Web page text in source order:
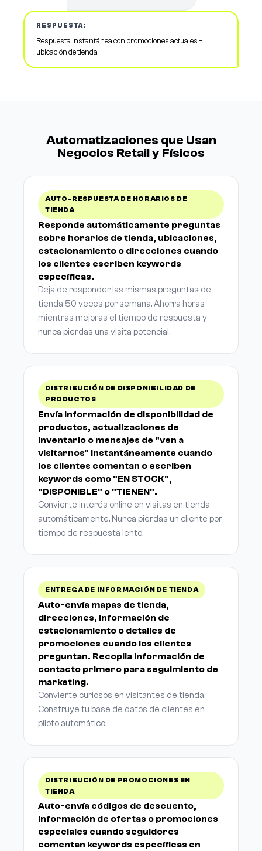
RESPUESTA:
Respuesta instantánea con promociones actuales +
ubicación de tienda.
Automatizaciones que Usan
Negocios Retail y Físicos
AUTO-RESPUESTA DE HORARIOS DE
TIENDA
Responde automáticamente preguntas
sobre horarios de tienda, ubicaciones,
estacionamiento o direcciones cuando
los clientes escriben keywords
específicas.
Deja de responder las mismas preguntas de
tienda 50 veces por semana. Ahorra horas
mientras mejoras el tiempo de respuesta y
nunca pierdas una visita potencial.
DISTRIBUCIÓN DE DISPONIBILIDAD DE
PRODUCTOS
Envía información de disponibilidad de
productos, actualizaciones de
inventario o mensajes de "ven a
visitarnos" instantáneamente cuando
los clientes comentan o escriben
keywords como "EN STOCK",
"DISPONIBLE" o "TIENEN".
Convierte interés online en visitas en tienda
automáticamente. Nunca pierdas un cliente por
tiempo de respuesta lento.
ENTREGA DE INFORMACIÓN DE TIENDA
Auto-envía mapas de tienda,
direcciones, información de
estacionamiento o detalles de
promociones cuando los clientes
preguntan. Recopila información de
contacto primero para seguimiento de
marketing.
Convierte curiosos en visitantes de tienda.
Construye tu base de datos de clientes en
piloto automático.
DISTRIBUCIÓN DE PROMOCIONES EN
TIENDA
Auto-envía códigos de descuento,
información de ofertas o promociones
especiales cuando seguidores
comentan keywords específicas en